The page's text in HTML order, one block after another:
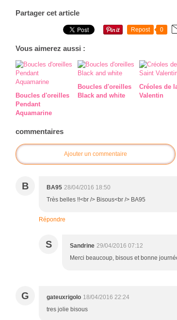
Partager cet article
Repost 0
Vous aimerez aussi :
Boucles d'oreilles
Pendant
Aquamarine
Boucles d'oreilles
Black and white
Créoles de
Valentin
commentaires
Ajouter un commentaire
B BA95 28/04/2016 18:50
Très belles !!<br /> Bisous<br /> BA95
Répondre
S Sandrine 29/04/2016 07:12
Merci beaucoup, bisous et bonne
G gateuxrigolo 18/04/2016 22:24
tres jolie bisous